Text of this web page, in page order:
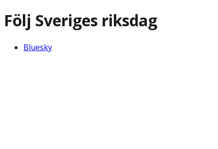
Följ Sveriges riksdag
Bluesky